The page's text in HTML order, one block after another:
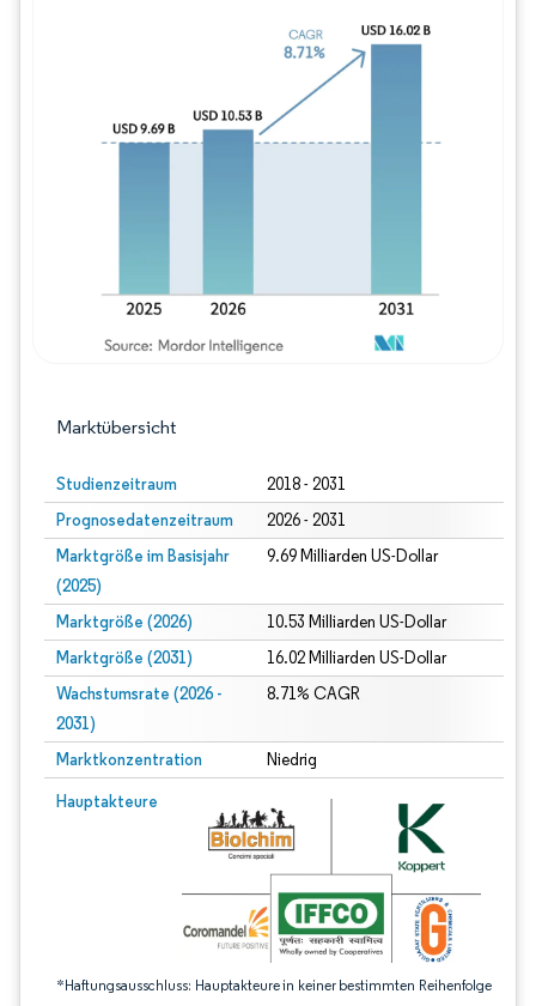
Marktübersicht
Studienzeitraum 2018 - 2031
Prognosedatenzeitraum 2026 - 2031
Marktgröße im Basisjahr
(2025)
9.69 Milliarden US-Dollar
Marktgröße (2026) 10.53 Milliarden US-Dollar
Marktgröße (2031) 16.02 Milliarden US-Dollar
Wachstumsrate (2026 -
2031)
8.71% CAGR
Marktkonzentration Niedrig
Hauptakteure
*Haftungsausschluss: Hauptakteure in keiner bestimmten Reihenfolge
Bild © Mordor Intelligence. Wiederverwendung erfordert Namensnennung
Bild © Mordor Intelligence.